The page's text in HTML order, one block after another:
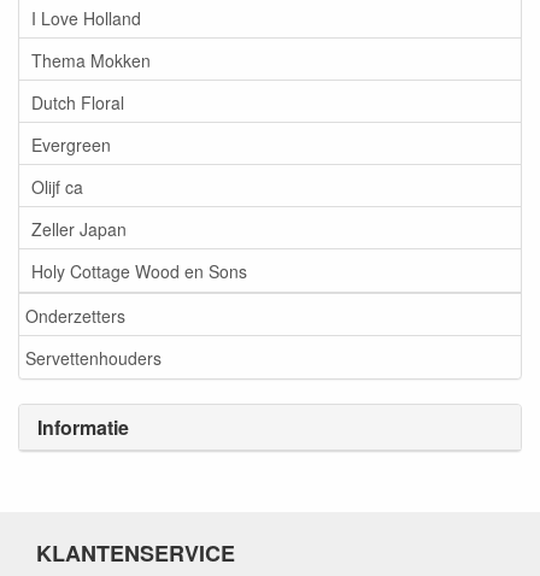
I Love Holland
Thema Mokken
Dutch Floral
Evergreen
Olijf ca
Zeller Japan
Holy Cottage Wood en Sons
Onderzetters
Servettenhouders
Informatie
KLANTENSERVICE